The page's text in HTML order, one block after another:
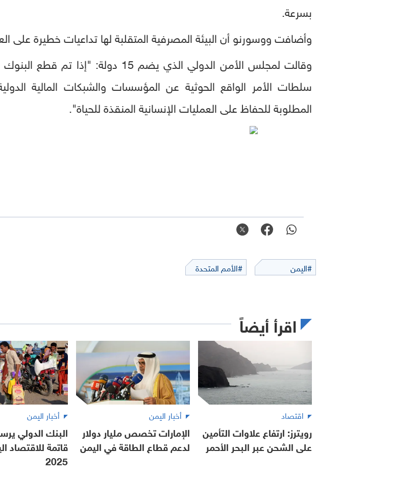
بسرعة.
وأضافت ووسورنو أن البيئة المصرفية المتقلبة لها تداعيات خطيرة على
وقالت لمجلس الأمن الدولي الذي يضم
سلطات الأمر الواقع الحوثية عن المؤسسات والشبكات المالية
المطلوبة للحفاظ على العمليات الإنسانية المنقذة للحياة".
#اليمن #الأمم المتحدة
اقرأ أيضاً
اقتصاد
رويترز: ارتفاع علاوات التأمين
على الشحن عبر البحر الأحمر
أخبار اليمن
الإمارات تخصص مليار دولار
لدعم قطاع الطاقة في اليمن
أخبار اليمن
البنك الدولي
قاتمة للاقتصاد
2025